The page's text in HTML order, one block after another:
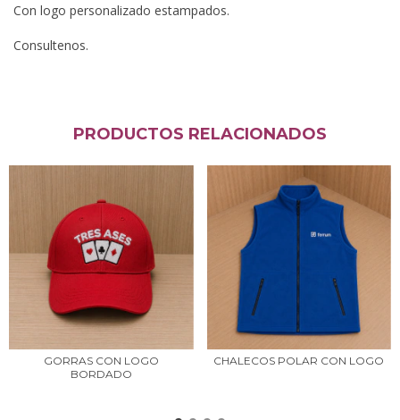
Con logo personalizado estampados.
Consultenos.
PRODUCTOS RELACIONADOS
GORRAS CON LOGO
BORDADO
CHALECOS POLAR CON LOGO